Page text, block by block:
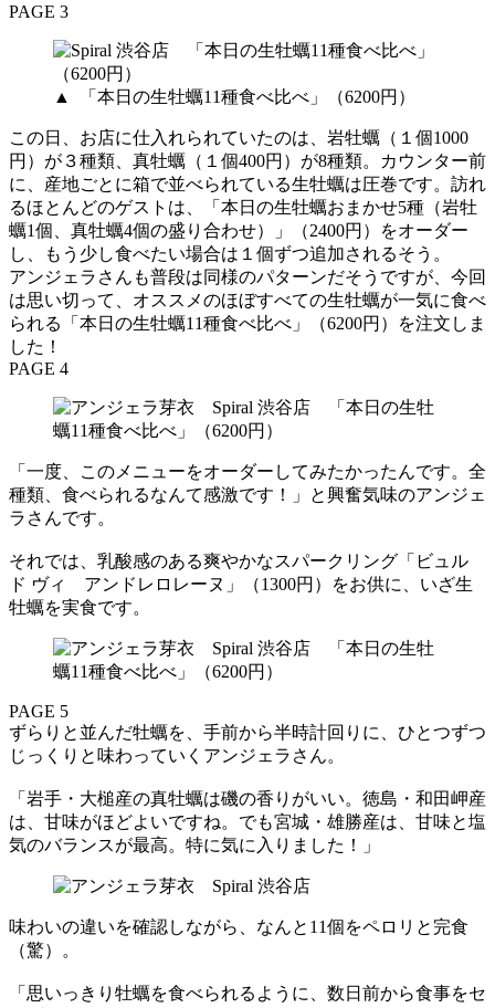
PAGE 3
▲ 「本日の生牡蠣11種食べ比べ」（6200円）
この日、お店に仕入れられていたのは、岩牡蠣（１個1000
円）が３種類、真牡蠣（１個400円）が8種類。カウンター前
に、産地ごとに箱で並べられている生牡蠣は圧巻です。訪れ
るほとんどのゲストは、「本日の生牡蠣おまかせ5種（岩牡
蠣1個、真牡蠣4個の盛り合わせ）」（2400円）をオーダー
し、もう少し食べたい場合は１個ずつ追加されるそう。
アンジェラさんも普段は同様のパターンだそうですが、今回
は思い切って、オススメのほぼすべての生牡蠣が一気に食べ
られる「本日の生牡蠣11種食べ比べ」（6200円）を注文しま
した！
PAGE 4
「一度、このメニューをオーダーしてみたかったんです。全
種類、食べられるなんて感激です！」と興奮気味のアンジェ
ラさんです。
それでは、乳酸感のある爽やかなスパークリング「ビュル
ド ヴィ アンドレロレーヌ」（1300円）をお供に、いざ生
牡蠣を実食です。
PAGE 5
ずらりと並んだ牡蠣を、手前から半時計回りに、ひとつずつ
じっくりと味わっていくアンジェラさん。
「岩手・大槌産の真牡蠣は磯の香りがいい。徳島・和田岬産
は、甘味がほどよいですね。でも宮城・雄勝産は、甘味と塩
気のバランスが最高。特に気に入りました！」
味わいの違いを確認しながら、なんと11個をペロリと完食
（驚）。
「思いっきり牡蠣を食べられるように、数日前から食事をセ